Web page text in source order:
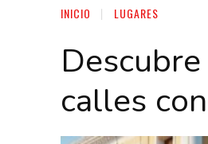
INICIO LUGARES
calles